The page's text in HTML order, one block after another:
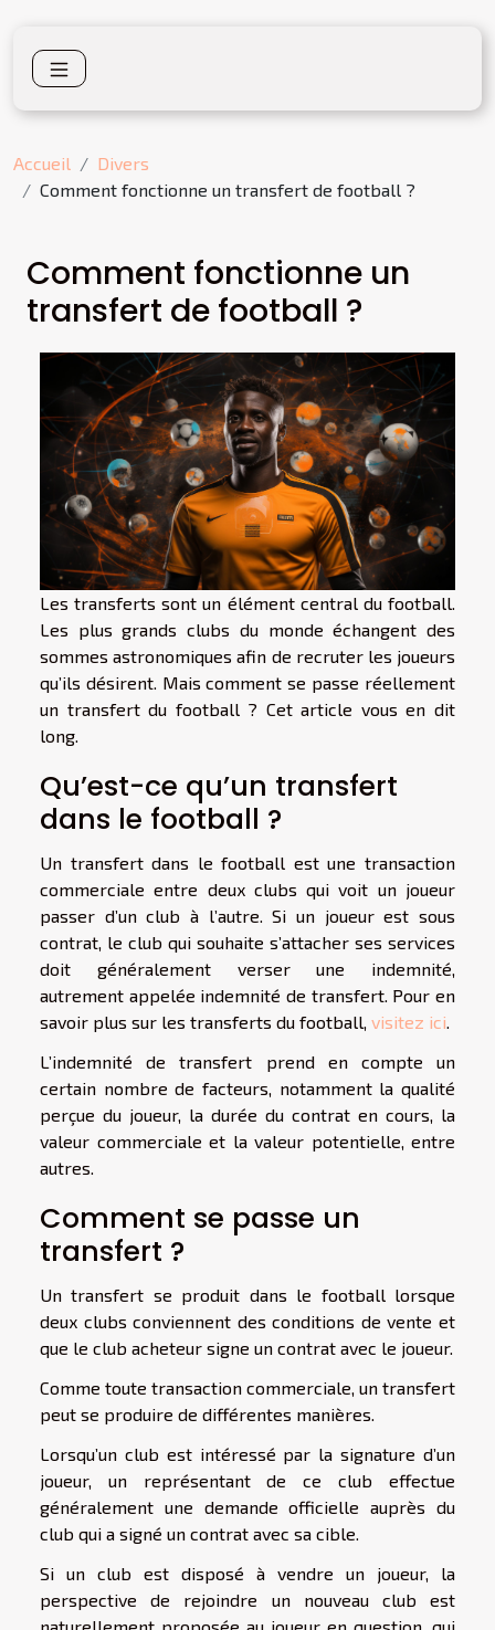
Accueil
Divers
Comment fonctionne un transfert de football ?
Comment fonctionne un
transfert de football ?
Les transferts sont un élément central du football.
Les plus grands clubs du monde échangent des
sommes astronomiques afin de recruter les joueurs
qu’ils désirent. Mais comment se passe réellement
un transfert du football ? Cet article vous en dit
long.
Qu’est-ce qu’un transfert
dans le football ?
Un transfert dans le football est une transaction
commerciale entre deux clubs qui voit un joueur
passer d’un club à l’autre. Si un joueur est sous
contrat, le club qui souhaite s’attacher ses services
doit généralement verser une indemnité,
autrement appelée indemnité de transfert. Pour en
savoir plus sur les transferts du football, visitez ici.
L’indemnité de transfert prend en compte un
certain nombre de facteurs, notamment la qualité
perçue du joueur, la durée du contrat en cours, la
valeur commerciale et la valeur potentielle, entre
autres.
Comment se passe un
transfert ?
Un transfert se produit dans le football lorsque
deux clubs conviennent des conditions de vente et
que le club acheteur signe un contrat avec le joueur.
Comme toute transaction commerciale, un transfert
peut se produire de différentes manières.
Lorsqu’un club est intéressé par la signature d’un
joueur, un représentant de ce club effectue
généralement une demande officielle auprès du
club qui a signé un contrat avec sa cible.
Si un club est disposé à vendre un joueur, la
perspective de rejoindre un nouveau club est